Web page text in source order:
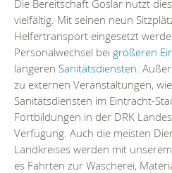
Die Bereitschaft Goslar nutzt
vielfältig. Mit seinen neun
Helfertransport eingesetzt
Personalwechsel bei größeren
längeren Sanitätsdiensten.
zu externen Veranstaltungen,
Sanitätsdiensten im Eintracht-
Fortbildungen in der DRK
Verfügung. Auch die meisten
Landkreises werden mit
es Fahrten zur Wäscherei,